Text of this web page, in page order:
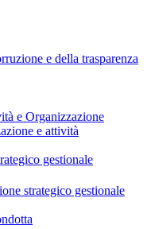
e della trasparenza
e Organizzazione
e attività
gestionale
strategico gestionale